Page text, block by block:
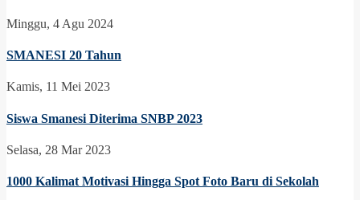
Minggu, 4 Agu 2024
SMANESI 20 Tahun
Kamis, 11 Mei 2023
Siswa Smanesi Diterima SNBP 2023
Selasa, 28 Mar 2023
1000 Kalimat Motivasi Hingga Spot Foto Baru di Sekolah